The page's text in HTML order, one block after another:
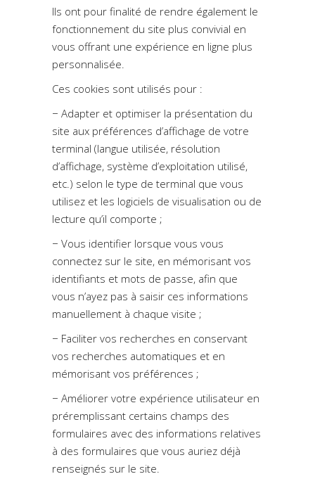
Ils ont pour finalité de rendre également le
fonctionnement du site plus convivial en
vous offrant une expérience en ligne plus
personnalisée.
Ces cookies sont utilisés pour :
− Adapter et optimiser la présentation du
site aux préférences d’affichage de votre
terminal (langue utilisée, résolution
d’affichage, système d’exploitation utilisé,
etc.) selon le type de terminal que vous
utilisez et les logiciels de visualisation ou de
lecture qu’il comporte ;
− Vous identifier lorsque vous vous
connectez sur le site, en mémorisant vos
identifiants et mots de passe, afin que
vous n’ayez pas à saisir ces informations
manuellement à chaque visite ;
− Faciliter vos recherches en conservant
vos recherches automatiques et en
mémorisant vos préférences ;
− Améliorer votre expérience utilisateur en
préremplissant certains champs des
formulaires avec des informations relatives
à des formulaires que vous auriez déjà
renseignés sur le site.